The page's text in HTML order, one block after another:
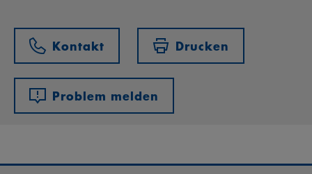
Kontakt Drucken
Problem melden